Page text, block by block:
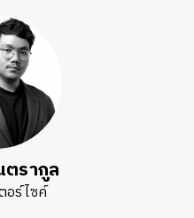
ตรากูล
อร์ไซค์